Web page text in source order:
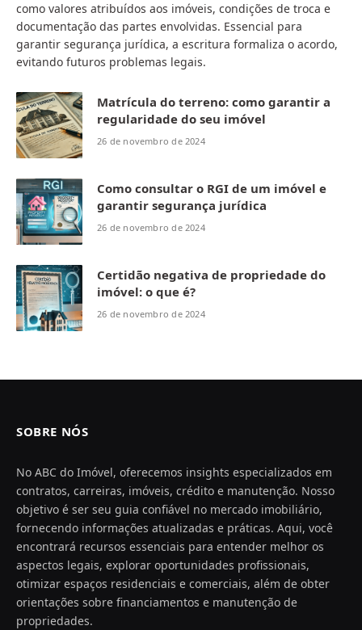
como valores atribuídos aos imóveis, condições de troca e
documentação das partes envolvidas. Essencial para
garantir segurança jurídica, a escritura formaliza o acordo,
evitando futuros problemas legais.
Matrícula do terreno: como garantir a
regularidade do seu imóvel
26 de novembro de 2024
Como consultar o RGI de um imóvel e
garantir segurança jurídica
26 de novembro de 2024
Certidão negativa de propriedade do
imóvel: o que é?
26 de novembro de 2024
SOBRE NÓS
No ABC do Imóvel, oferecemos insights especializados em
contratos, carreiras, imóveis, crédito e manutenção. Nosso
objetivo é ser seu guia confiável no mercado imobiliário,
fornecendo informações atualizadas e práticas. Aqui, você
encontrará recursos essenciais para entender melhor os
aspectos legais, explorar oportunidades profissionais,
otimizar espaços residenciais e comerciais, além de obter
orientações sobre financiamentos e manutenção de
propriedades.